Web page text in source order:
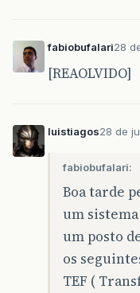
fabiobufalari28
[REAOLVIDO]
luistiagos28 de
fabiobufalari:
Boa tarde
um
um posto
os
TEF (